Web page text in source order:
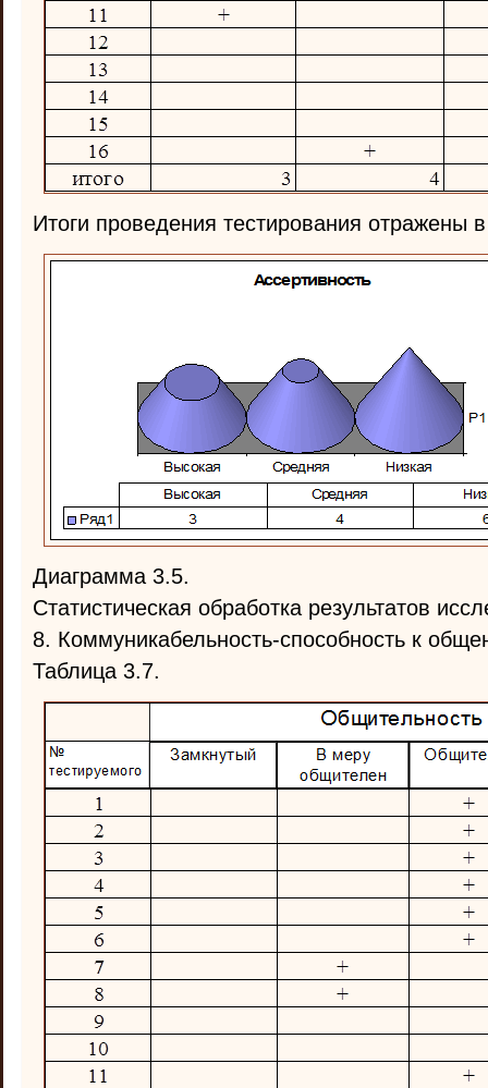
Итоги проведения тестирования отражены
Диаграмма 3.5.
Статистическая обработка результатов
8. Коммуникабельность-способность к
Таблица 3.7.